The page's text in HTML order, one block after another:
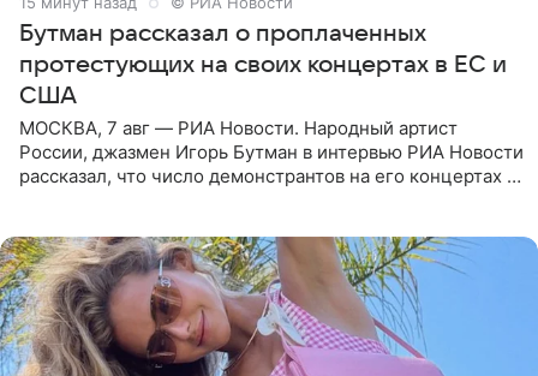
Бутман рассказал о проплаченных
протестующих на своих концертах в ЕС и
США
МОСКВА, 7 авг — РИА Новости. Народный артист
России, джазмен Игорь Бутман в интервью РИА Новости
рассказал, что число демонстрантов на его концертах в